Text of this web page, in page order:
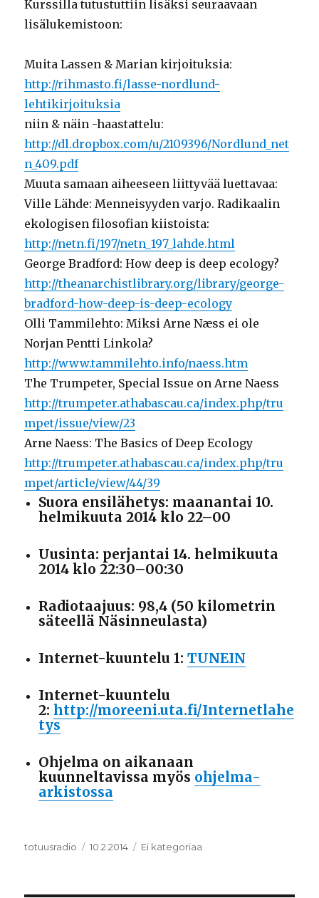
Kurssilla tutustuttiin lisäksi seuraavaan
lisälukemistoon:
Muita Lassen & Marian kirjoituksia:
http://rihmasto.fi/lasse-nordlund-
lehtikirjoituksia
niin & näin -haastattelu:
http://dl.dropbox.com/u/2109396/Nordlund_net
n_409.pdf
Muuta samaan aiheeseen liittyvää luettavaa:
Ville Lähde: Menneisyyden varjo. Radikaalin
ekologisen filosofian kiistoista:
http://netn.fi/197/netn_197_lahde.html
George Bradford: How deep is deep ecology?
http://theanarchistlibrary.org/library/george-
bradford-how-deep-is-deep-ecology
Olli Tammilehto: Miksi Arne Næss ei ole
Norjan Pentti Linkola?
http://www.tammilehto.info/naess.htm
The Trumpeter, Special Issue on Arne Naess
http://trumpeter.athabascau.ca/index.php/tru
mpet/issue/view/23
Arne Naess: The Basics of Deep Ecology
http://trumpeter.athabascau.ca/index.php/tru
mpet/article/view/44/39
Suora ensilähetys: maanantai 10.
helmikuuta 2014 klo 22–00
Uusinta: perjantai 14. helmikuuta
2014 klo 22:30–00:30
Radiotaajuus: 98,4 (50 kilometrin
säteellä Näsinneulasta)
Internet-kuuntelu 1:TUNEIN
Internet-kuuntelu
2:http://moreeni.uta.fi/Internetlahe
tys
Ohjelma on aikanaan
kuunneltavissa myös ohjelma-
arkistossa
Kirjoittaja
totuusradio Julkaistu
10.2.2014 Kategoriat
Ei kategoriaa